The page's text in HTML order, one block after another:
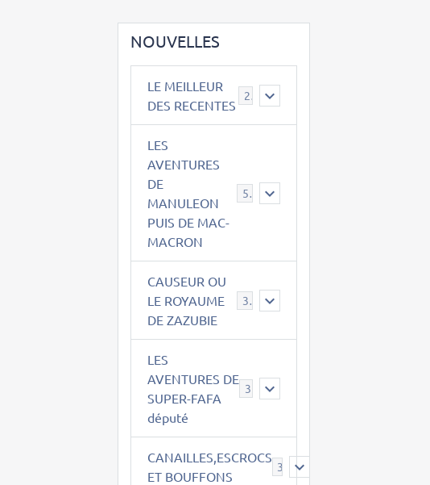
NOUVELLES
LE MEILLEUR
DES RECENTES
2
LES
AVENTURES
DE
MANULEON
PUIS DE MAC-
MACRON
543
CAUSEUR OU
LE ROYAUME
DE ZAZUBIE
38
LES
AVENTURES DE
SUPER-FAFA
député
CANAILLES,ESCROCS
ET BOUFFONS
385